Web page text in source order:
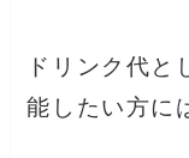
ドリンク代と
能したい方に